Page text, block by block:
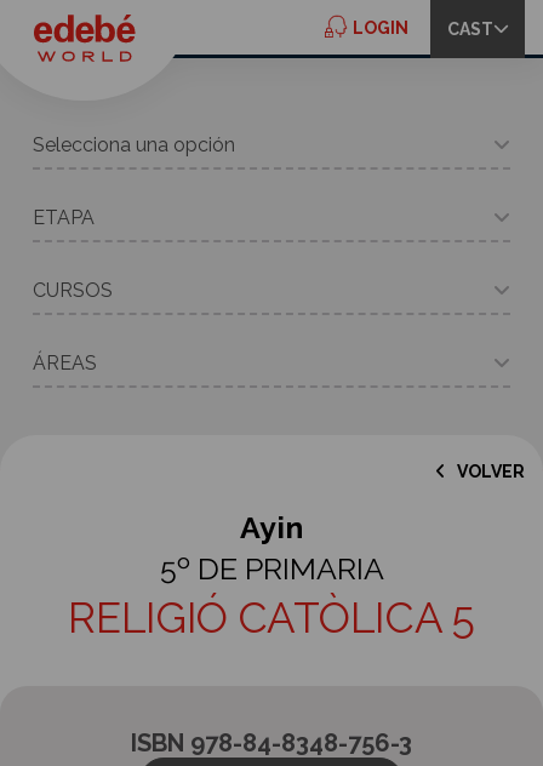
LOGIN CAST
LOGIN
Selecciona una opción
ETAPA
CURSOS
ÁREAS
VOLVER
Ayin
5º DE PRIMARIA
RELIGIÓ CATÒLICA 5
ISBN 978-84-8348-756-3